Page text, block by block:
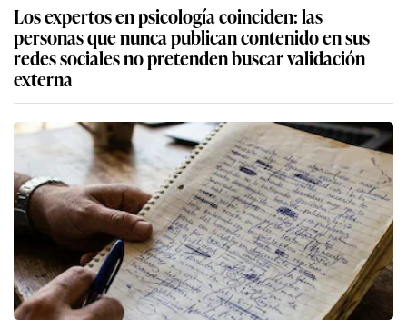
Los expertos en psicología coinciden: las
personas que nunca publican contenido en sus
redes sociales no pretenden buscar validación
externa